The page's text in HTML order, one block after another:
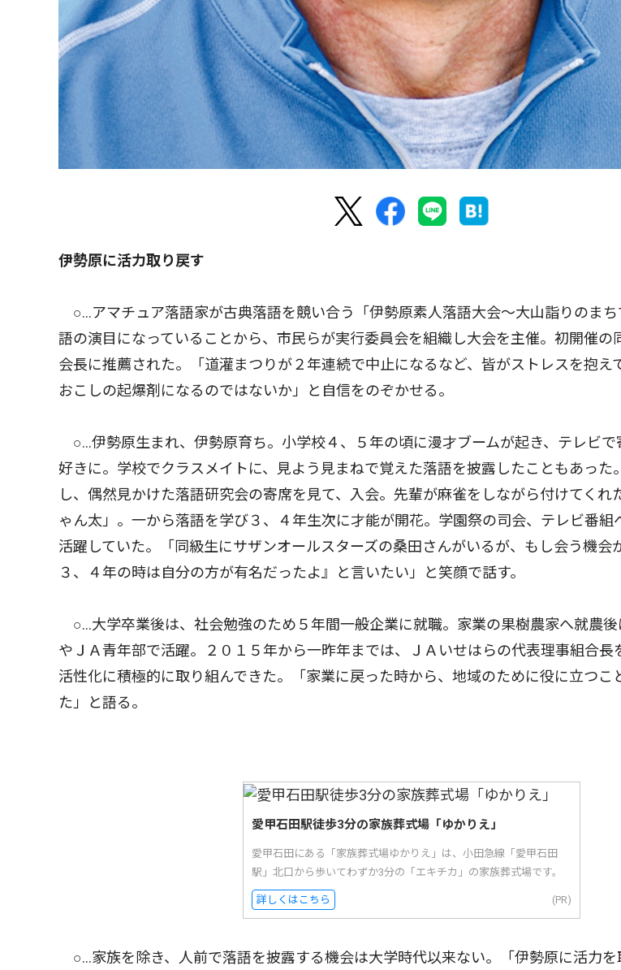
伊勢原に活力取り戻す
○…アマチュア落語家が古典落語を競い合う「伊勢原素人落語大会〜大山詣りのま
語の演目になっていることから、市民らが実行委員会を組織し大会を主催。初開催の
会長に推薦された。「道灌まつりが２年連続で中止になるなど、皆がストレスを抱え
おこしの起爆剤になるのではないか」と自信をのぞかせる。
○…伊勢原生まれ、伊勢原育ち。小学校４、５年の頃に漫才ブームが起き、テレビで
好きに。学校でクラスメイトに、見よう見まねで覚えた落語を披露したこともあった
し、偶然見かけた落語研究会の寄席を見て、入会。先輩が麻雀をしながら付けてくれ
ゃん太」。一から落語を学び３、４年生次に才能が開花。学園祭の司会、テレビ番組
活躍していた。「同級生にサザンオールスターズの桑田さんがいるが、もし会う機会
３、４年の時は自分の方が有名だったよ』と言いたい」と笑顔で話す。
○…大学卒業後は、社会勉強のため５年間一般企業に就職。家業の果樹農家へ就農
やＪＡ青年部で活躍。２０１５年から一昨年までは、ＪＡいせはらの代表理事組合長
活性化に積極的に取り組んできた。「家業に戻った時から、地域のために役に立つこ
た」と語る。
愛甲石田駅徒歩3分の家族葬式場「ゆかりえ」
愛甲石田にある「家族葬式場ゆかりえ」は、小田急線「愛甲石田
駅」北口から歩いてわずか3分の「エキチカ」の家族葬式場です。
詳しくはこちら (PR)
○…家族を除き、人前で落語を披露する機会は大学時代以来ない。「伊勢原に活力を